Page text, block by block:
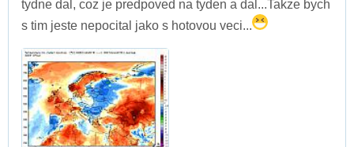
tydne dal, coz je predpoved na tyden a dal...Takze bych
s tim jeste nepocital jako s hotovou veci...